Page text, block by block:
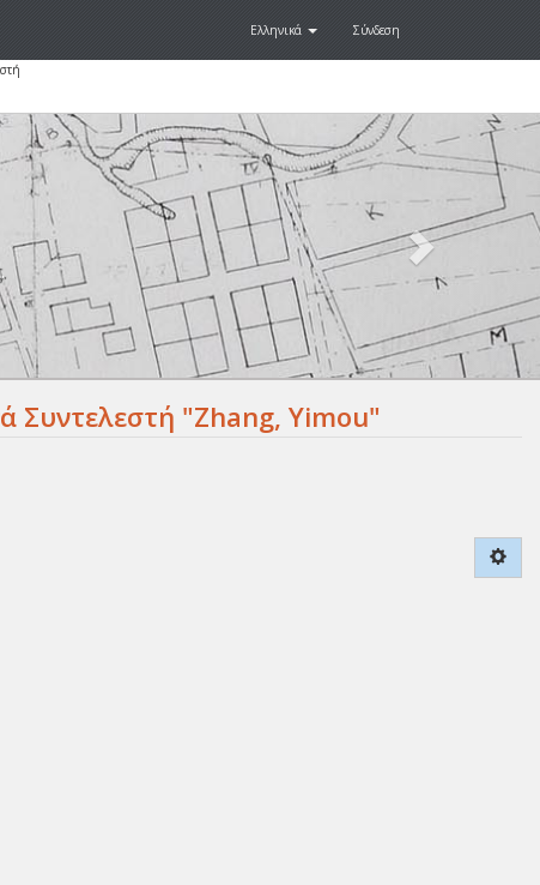
Ελληνικά Σύνδεση
Next
Συντελεστή "Zhang, Yimou"